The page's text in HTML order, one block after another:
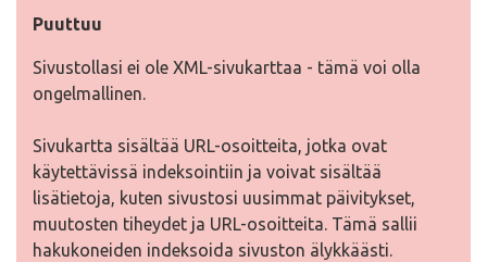
Puuttuu
Sivustollasi ei ole XML-sivukarttaa - tämä voi olla
ongelmallinen.
Sivukartta sisältää URL-osoitteita, jotka ovat
käytettävissä indeksointiin ja voivat sisältää
lisätietoja, kuten sivustosi uusimmat päivitykset,
muutosten tiheydet ja URL-osoitteita. Tämä sallii
hakukoneiden indeksoida sivuston älykkäästi.